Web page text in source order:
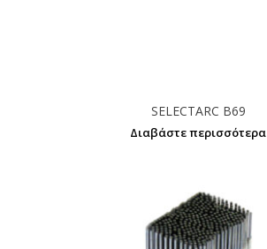
SELECTARC B69
Διαβάστε περισσότερα